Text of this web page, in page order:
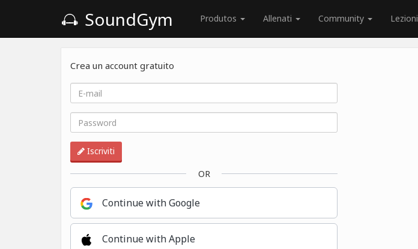
SoundGym Produtos Allenati Community Lezioni
Crea un account gratuito
Iscriviti
OR
Continue with Google
Continue with Apple